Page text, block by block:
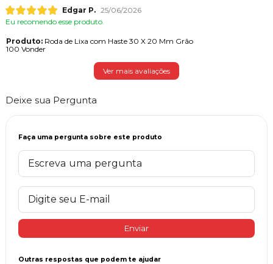
Edgar P. 25/06/2026
Eu recomendo esse produto.
Produto:Roda de Lixa com Haste 30 X 20 Mm Grão
100 Vonder
Ver mais avaliações
Deixe sua Pergunta
Faça uma pergunta sobre este produto
Enviar
Outras respostas que podem te ajudar